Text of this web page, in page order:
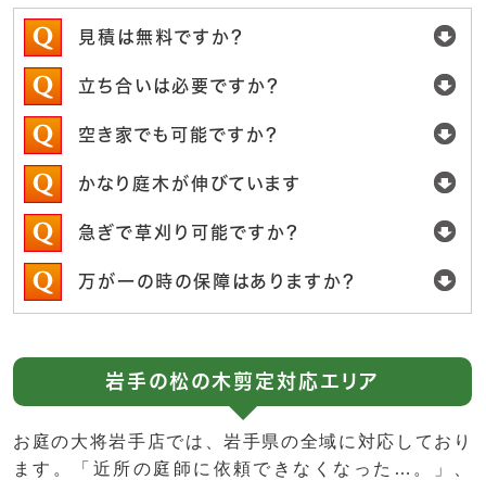
見積は無料ですか？
立ち合いは必要ですか？
空き家でも可能ですか？
かなり庭木が伸びています
急ぎで草刈り可能ですか？
万が一の時の保障はありますか？
岩手の松の木剪定対応エリア
お庭の大将岩手店では、岩手県の全域に対応しており
ます。「近所の庭師に依頼できなくなった…。」、